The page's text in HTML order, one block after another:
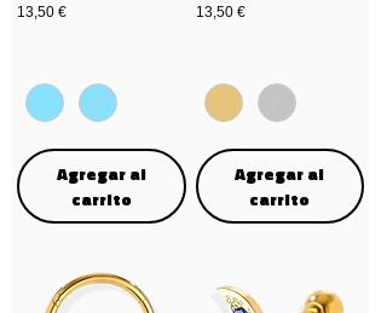
Precio
13,50 €
Agregar al
carrito
Precio
13,50 €
Agregar al
carrito